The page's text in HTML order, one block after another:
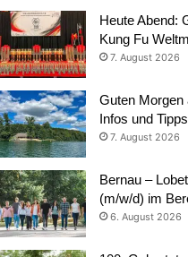
Heute Abend:
Kung Fu
7. August 2026
Guten Morgen
Infos und
7. August 2026
Bernau –
(m/w/d) im
6. August 2026